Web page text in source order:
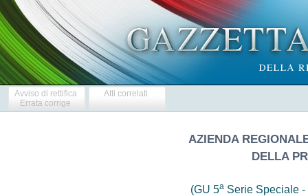
Avviso di rettifica
Errata corrige
Atti correlati
AZIENDA
DELLA
(GU 5aSerie Speciale -